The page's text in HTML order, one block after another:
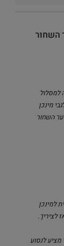
השחור
למסלול
לגבי מינכן
השחור
למינכן
לציריך.
מציע לנסוע